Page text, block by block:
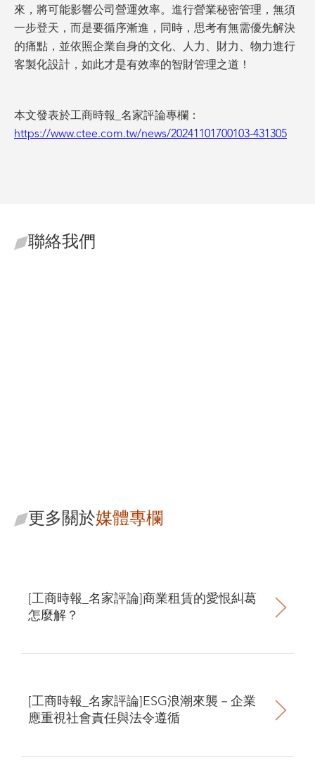
來，將可能影響公司營運效率。進行營業秘密管理，無須
一步登天，而是要循序漸進，同時，思考有無需優先解決
的痛點，並依照企業自身的文化、人力、財力、物力進行
客製化設計，如此才是有效率的智財管理之道！
本文發表於工商時報_名家評論專欄：
https://www.ctee.com.tw/news/20241101700103-431305
聯絡我們
更多關於媒體專欄
[工商時報_名家評論]商業租賃的愛恨糾葛
怎麼解？
[工商時報_名家評論]ESG浪潮來襲－企業
應重視社會責任與法令遵循